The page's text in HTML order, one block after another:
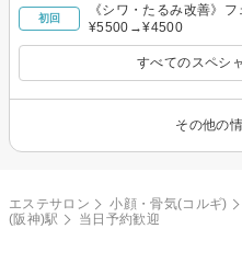
初回
《シワ・たるみ改善》
¥5500→¥4500
すべてのスペシ
その他の
エステサロン 小顔・骨気(コルギ)
(阪神)駅
当日予約歓迎